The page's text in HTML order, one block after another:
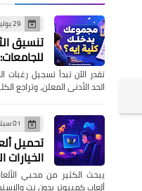
29 يوليو 2026
تقدر الآن تبدأ تسجيل رغبات
الحد الأدنى المعلن،
01 سبتمبر 2025
تحميل
يبحث الكثير من محبي
ألعاب كمبيوتر بدون نت